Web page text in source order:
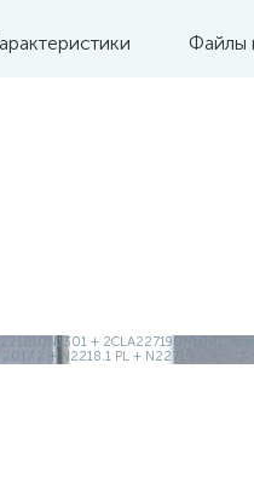
Файлы